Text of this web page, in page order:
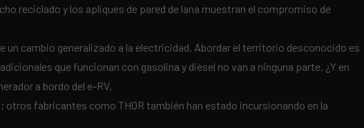
reciclado y los apliques de pared de lana muestran el compromiso de
un cambio generalizado a la electricidad. Abordar el territorio desconocido es
que funcionan con gasolina y diésel no van a ninguna parte. ¿Y en
a bordo del e-RV.
; otros fabricantes como THOR también han estado incursionando en la